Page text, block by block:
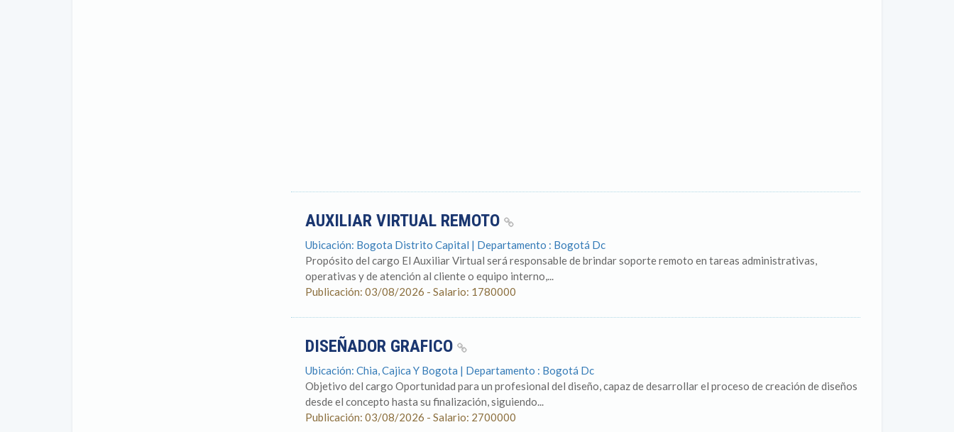
AUXILIAR VIRTUAL REMOTO
Ubicación: Bogota Distrito Capital | Departamento : Bogotá Dc
Propósito del cargo El Auxiliar Virtual será responsable de brindar soporte remoto en tareas administrativas,
operativas y de atención al cliente o equipo interno,...
Publicación: 03/08/2026 - Salario: 1780000
DISEÑADOR GRAFICO
Ubicación: Chia, Cajica Y Bogota | Departamento : Bogotá Dc
Objetivo del cargo Oportunidad para un profesional del diseño, capaz de desarrollar el proceso de creación de diseños
desde el concepto hasta su finalización, siguiendo...
Publicación: 03/08/2026 - Salario: 2700000